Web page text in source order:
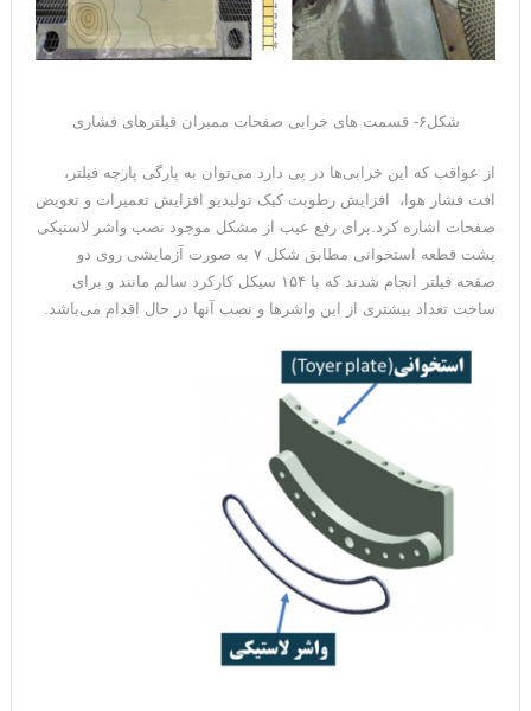
شکل۶- قسمت های خرابی صفحات ممبران فیلترهای فشاری
از عواقب که این خرابی‌ها در پی دارد می‌توان به پارگی پارچه فیلتر،
افت فشار هوا، افزایش رطوبت کیک تولیدیو افزایش تعمیرات و تعویض
صفحات اشاره کرد.برای رفع عیب از مشکل موجود نصب واشر لاستیکی
پشت قطعه استخوانی مطابق شکل ۷ به صورت آزمایشی روی دو
صفحه فیلتر انجام شدند که با ۱۵۴ سیکل کارکرد سالم مانند و برای
ساخت تعداد بیشتری از این واشرها و نصب آنها در حال اقدام می‌باشد.